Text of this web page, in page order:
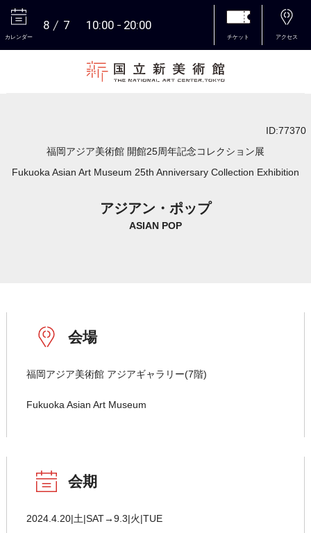
カレンダー
8 7 10:00 20:00
チケット アクセス
ID:77370
福岡アジア美術館 開館25周年記念コレクション展
Fukuoka Asian Art Museum 25th Anniversary Collection Exhibition
アジアン・ポップ
ASIAN POP
会場
福岡アジア美術館 アジアギャラリー(7階)
Fukuoka Asian Art Museum
会期
2024.4.20|土|SAT→9.3|火|TUE